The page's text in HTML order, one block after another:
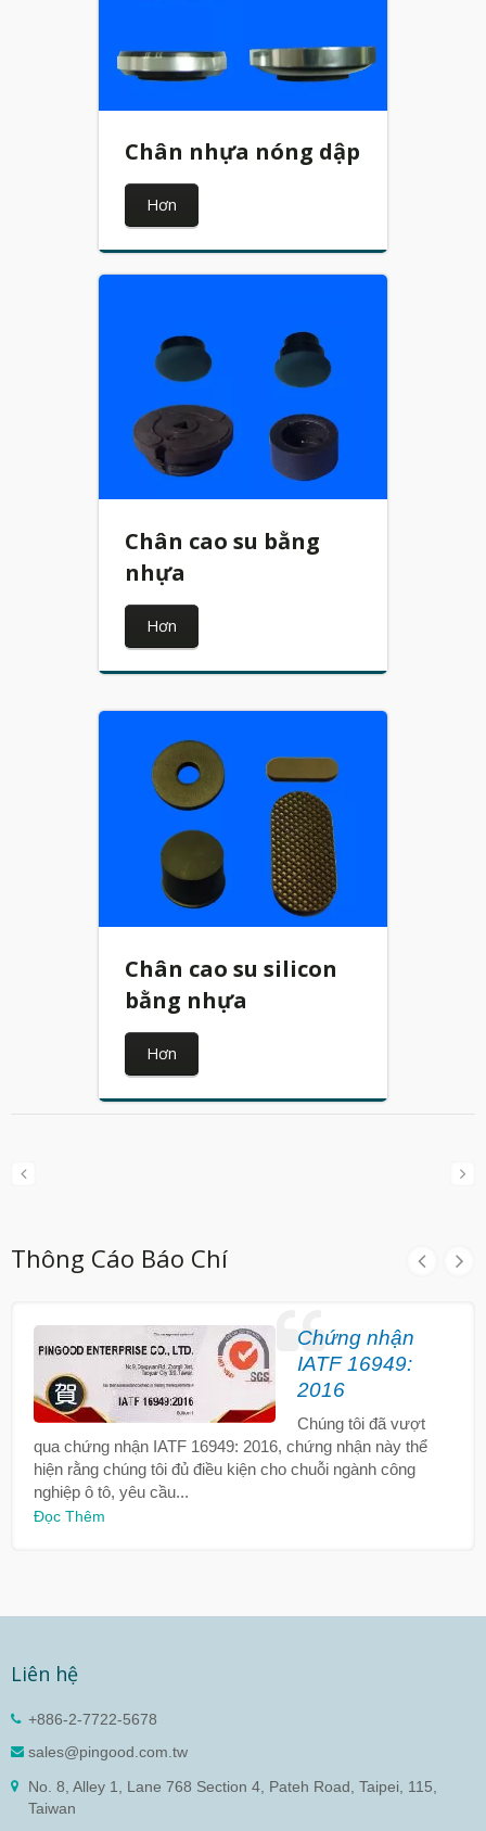
Chân nhựa nóng dập
Hơn
Chân cao su bằng
nhựa
Hơn
Chân cao su silicon
bằng nhựa
Hơn
Thông Cáo Báo Chí
Chứng nhận
IATF 16949:
2016
Chúng tôi đã vượt
qua chứng nhận IATF 16949: 2016, chứng nhận này thể
hiện rằng chúng tôi đủ điều kiện cho chuỗi ngành công
nghiệp ô tô, yêu cầu...
Đọc Thêm
Liên hệ
+886-2-7722-5678
sales@pingood.com.tw
No. 8, Alley 1, Lane 768 Section 4, Pateh Road, Taipei, 115,
Taiwan